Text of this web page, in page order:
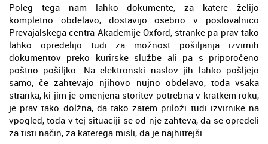
Poleg tega nam lahko dokumente, za katere želijo
kompletno obdelavo, dostavijo osebno v poslovalnico
Prevajalskega centra Akademije Oxford, stranke pa prav tako
lahko opredelijo tudi za možnost pošiljanja izvirnih
dokumentov preko kurirske službe ali pa s priporočeno
poštno pošiljko. Na elektronski naslov jih lahko pošljejo
samo, če zahtevajo njihovo nujno obdelavo, toda vsaka
stranka, ki jim je omenjena storitev potrebna v kratkem roku,
je prav tako dolžna, da tako zatem priloži tudi izvirnike na
vpogled, toda v tej situaciji se od nje zahteva, da se opredeli
za tisti način, za katerega misli, da je najhitrejši.